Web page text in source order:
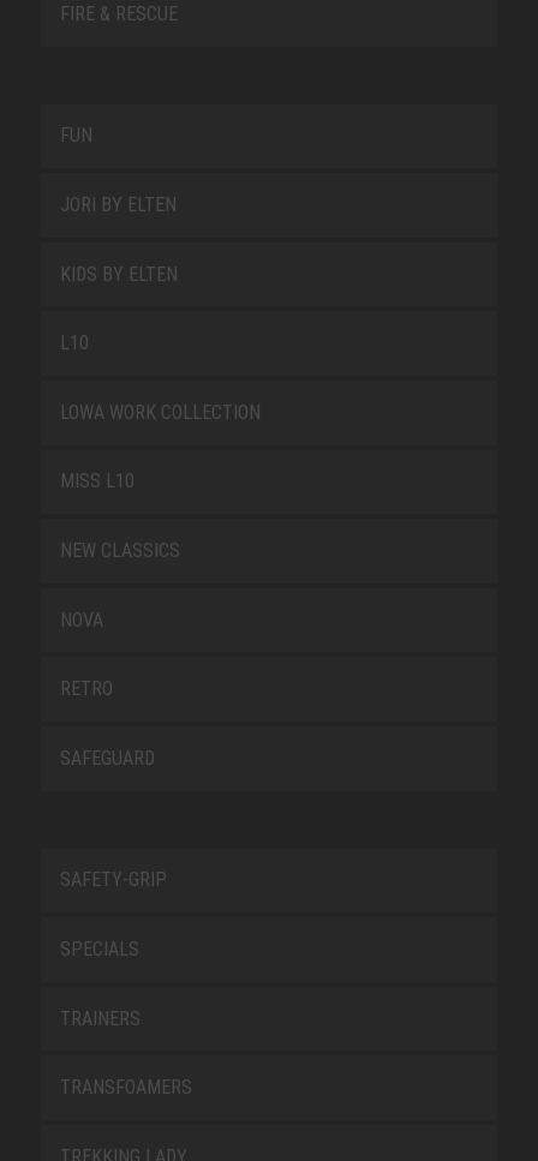
FIRE & RESCUE
FUN
JORI BY ELTEN
KIDS BY ELTEN
L10
LOWA WORK COLLECTION
MISS L10
NEW CLASSICS
NOVA
RETRO
SAFEGUARD
SAFETY-GRIP
SPECIALS
TRAINERS
TRANSFOAMERS